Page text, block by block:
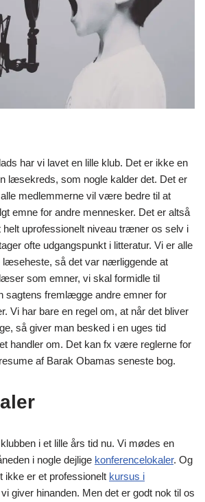
har vi lavet en lille klub. Det er ikke en
læsekreds, som nogle kalder det. Det er
medlemmerne vil være bedre til at
emne for andre mennesker. Det er altså
helt uprofessionelt niveau træner os selv i
ofte udgangspunkt i litteratur. Vi er alle
læseheste, så det var nærliggende at
som emner, vi skal formidle til
sagtens fremlægge andre emner for
Vi har bare en regel om, at når det bliver
så giver man besked i en uges tid
handler om. Det kan fx være reglerne for
af Barak Obamas seneste bog.
i et lille års tid nu. Vi mødes en
i nogle dejlige konferencelokaler. Og
ikke er et professionelt kursus i
vi giver hinanden. Men det er godt nok til os